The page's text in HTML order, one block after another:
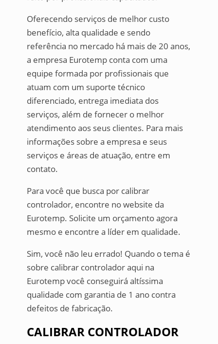
Oferecendo serviços de melhor custo
benefício, alta qualidade e sendo
referência no mercado há mais de 20 anos,
a empresa Eurotemp conta com uma
equipe formada por profissionais que
atuam com um suporte técnico
diferenciado, entrega imediata dos
serviços, além de fornecer o melhor
atendimento aos seus clientes. Para mais
informações sobre a empresa e seus
serviços e áreas de atuação, entre em
contato.
Para você que busca por calibrar
controlador, encontre no website da
Eurotemp. Solicite um orçamento agora
mesmo e encontre a líder em qualidade.
Sim, você não leu errado! Quando o tema é
sobre calibrar controlador aqui na
Eurotemp você conseguirá altíssima
qualidade com garantia de 1 ano contra
defeitos de fabricação.
CALIBRAR CONTROLADOR